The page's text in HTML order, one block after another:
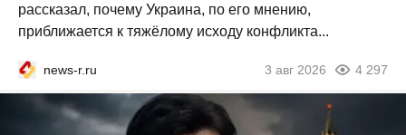
рассказал, почему Украина, по его мнению,
приближается к тяжёлому исходу конфликта...
news-r.ru 3 авг 2026 4 297